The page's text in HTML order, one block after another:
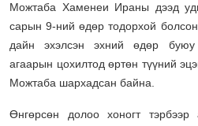
Можтаба Хаменеи Ираны дээд
сарын 9-ний өдөр тодорхой
дайн эхэлсэн эхний өдөр
агаарын цохилтод өртөн түүний
Можтаба шархадсан байна.
Өнгөрсөн долоо хоногт